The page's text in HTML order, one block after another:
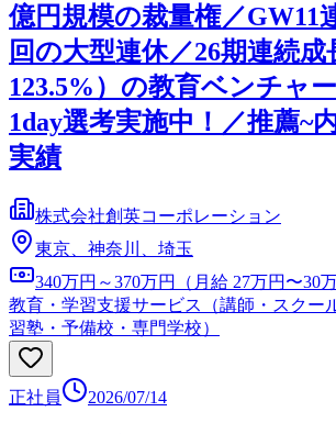
億円規模の裁量権／GW11
回の大型連休／26期連続成
123.5%）の教育ベンチャ
1day選考実施中！／推薦~
実績
株式会社創英コーポレーション
東京、神奈川、埼玉
340万円～370万円（月給 27万円〜30万
教育・学習支援サービス（講師・スクー
習塾・予備校・専門学校）
正社員 2026/07/14